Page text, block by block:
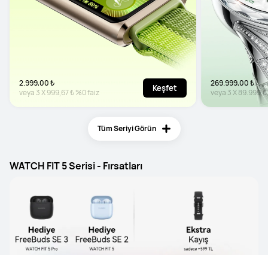
2.999,00 ₺
veya 3X999,67 ₺%0 faiz Keşfet
269.999,00 ₺
veya 3X
Tüm Seriyi Görün
WATCH FIT 5 Serisi - Fırsatları